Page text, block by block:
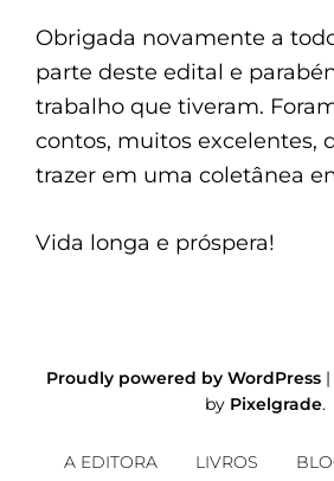
Obrigada novamente a
parte deste edital e
trabalho que tiveram.
contos, muitos excelentes,
trazer em uma coletânea
Vida longa e próspera!
Proudly powered by WordPress |
by Pixelgrade.
A EDITORA LIVROS